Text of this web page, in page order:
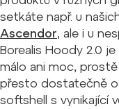
setkáte např. u
Ascendor, ale i u
Borealis Hoody 2.0
málo ani moc,
přesto dostatečně
softshell s vynikající